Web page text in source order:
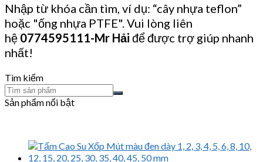
Nhập từ khóa cần tìm, ví dụ: “cây nhựa teflon”
hoặc "ống nhựa PTFE". Vui lòng liên
hệ 0774595111-Mr Hải để được trợ giúp nhanh
nhất!
Tìm kiếm
Sản phẩm nổi bật